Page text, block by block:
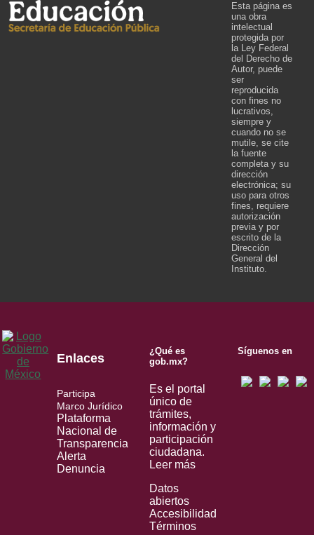
Esta página es
una obra
intelectual
protegida por
la Ley Federal
del Derecho de
Autor, puede
ser
reproducida
con fines no
lucrativos,
siempre y
cuando no se
mutile, se cite
la fuente
completa y su
dirección
electrónica; su
uso para otros
fines, requiere
autorización
previa y por
escrito de la
Dirección
General del
Instituto.
Enlaces
Participa
Marco Jurídico
Plataforma
Nacional de
Transparencia
Alerta
Denuncia
¿Qué es
gob.mx?
Es el portal
único de
trámites,
información y
participación
ciudadana.
Leer más
Datos
abiertos
Accesibilidad
Términos
Síguenos en